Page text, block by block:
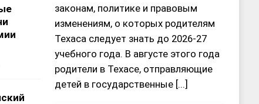
законам, политике и правовым
изменениям, о которых родителям
Техаса следует знать до 2026-27
учебного года. В августе этого года
родители в Техасе, отправляющие
детей в государственные [...]